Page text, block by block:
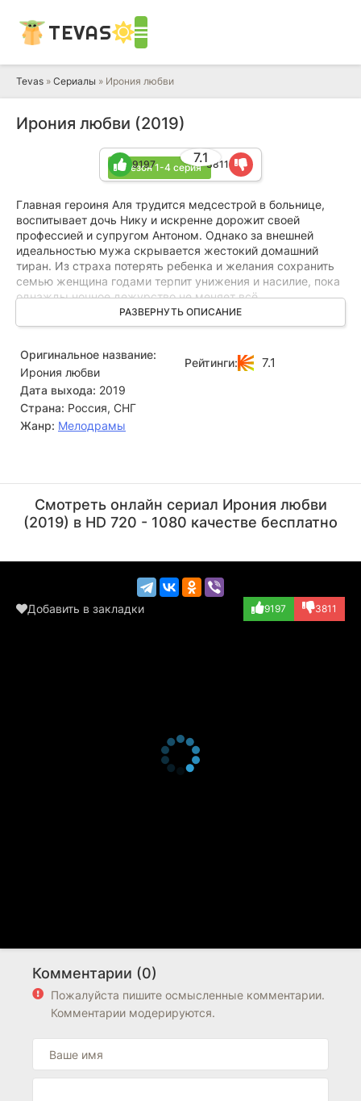
TEVAS
Tevas » Сериалы » Ирония любви
Ирония любви (2019)
1 сезон 1-4 серия
7.1
9197 3811
Главная героиня Аля трудится медсестрой в больнице,
воспитывает дочь Нику и искренне дорожит своей
профессией и супругом Антоном. Однако за внешней
идеальностью мужа скрывается жестокий домашний
тиран. Из страха потерять ребенка и желания сохранить
семью женщина годами терпит унижения и насилие, пока
однажды ночное дежурство не меняет всё.
В больнице Аля знакомится с оперативником Виктором —
вызывает в ней теплые чувства. Но радость от встречи
омрачается неожиданным открытием: у Виктора уже
есть жена. Теперь Але предстоит сделать непростой
выбор между привычным страданием и новым чувством,
которое может разрушить всё.
РАЗВЕРНУТЬ ОПИСАНИЕ
Оригинальное название:
Ирония любви
Дата выхода: 2019
Страна: Россия, СНГ
Жанр: Мелодрамы
Рейтинги: 7.1
Миропольская
Актёр
(мать Юли)
Смотреть онлайн сериал Ирония любви
(2019) в HD 720 - 1080 качестве бесплатно
Добавить в закладки 9197 3811
Комментарии (0)
Пожалуйста пишите осмысленные комментарии.
Комментарии модерируются.